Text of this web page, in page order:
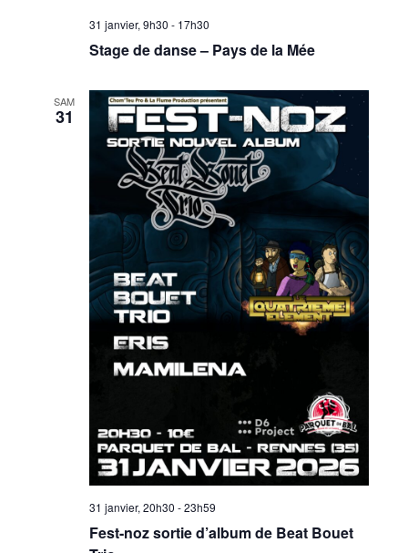
31 janvier, 9h30 - 17h30
Stage de danse – Pays de la Mée
SAM
31
31 janvier, 20h30 -23h59
Fest-noz sortie d’album de Beat Bouet